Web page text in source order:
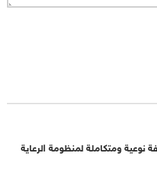
نوعية ومتكاملة لمنظومة الرعاية